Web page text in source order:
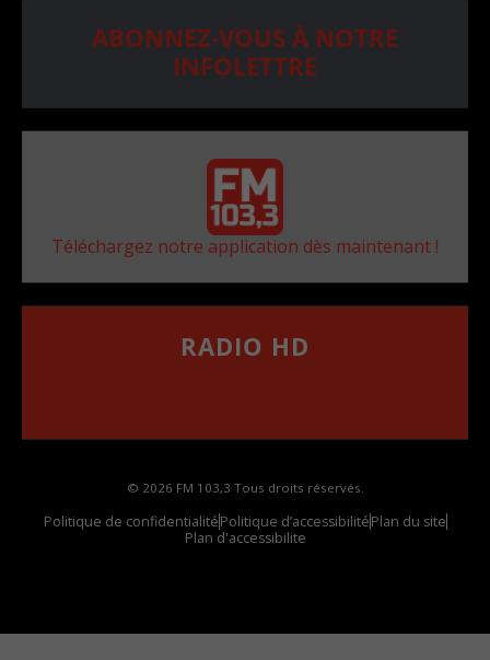
ABONNEZ-VOUS À NOTRE
INFOLETTRE
Téléchargez notre application dès maintenant !
RADIO HD
© 2026 FM 103,3 Tous droits réservés.
Politique de confidentialitéPolitique d’accessibilitéPlan du site
Plan d'accessibilite